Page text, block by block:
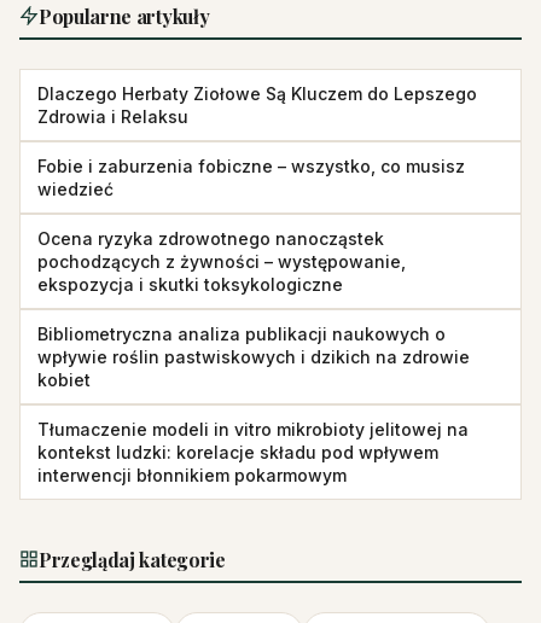
Popularne artykuły
Dlaczego Herbaty Ziołowe Są Kluczem do Lepszego
Zdrowia i Relaksu
Fobie i zaburzenia fobiczne – wszystko, co musisz
wiedzieć
Ocena ryzyka zdrowotnego nanocząstek
pochodzących z żywności – występowanie,
ekspozycja i skutki toksykologiczne
Bibliometryczna analiza publikacji naukowych o
wpływie roślin pastwiskowych i dzikich na zdrowie
kobiet
Tłumaczenie modeli in vitro mikrobioty jelitowej na
kontekst ludzki: korelacje składu pod wpływem
interwencji błonnikiem pokarmowym
Przeglądaj kategorie